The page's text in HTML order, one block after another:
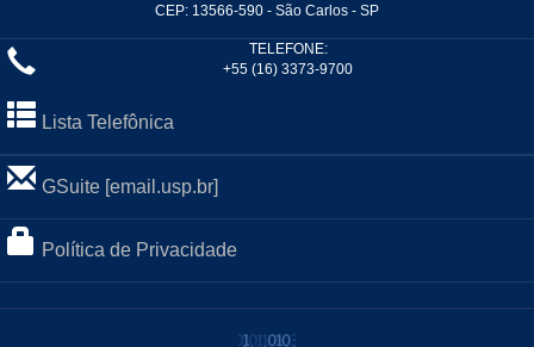
CEP: 13566-590 - São Carlos - SP
TELEFONE:
+55 (16) 3373-9700
Lista Telefônica
GSuite [email.usp.br]
Política de Privacidade